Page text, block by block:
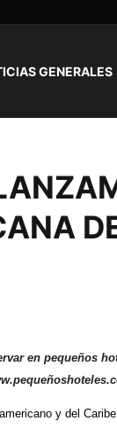
GENERALES
en pequeños
y del